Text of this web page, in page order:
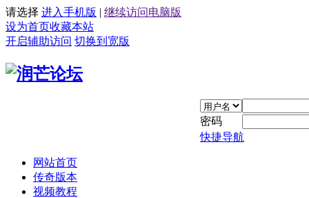
请选择 进入手机版 | 继续访问电脑版
设为首页收藏本站
开启辅助访问 切换到宽版
密码
快捷导航
网站首页
传奇版本
视频教程